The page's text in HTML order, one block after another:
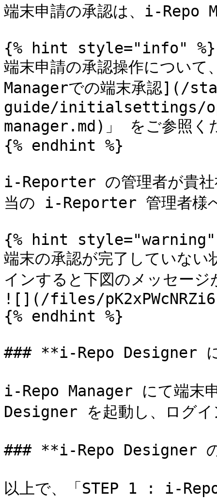
端末申請の承認は、i-Repo
{% hint style="info" %}
端末申請の承認操作につい
Managerでの端末承認](/
guide/initialsettings/
manager.md)」 をご参照く
{% endhint %}
i-Reporter の管理者が貴社
当の i-Reporter 管理者様
{% hint style="warning"
端末の承認が完了していな
インすると下図のメッセー
![](/files/
{% endhint %}
### **i-Repo Designer に
i-Repo Manager にて端末
Designer を起動し、ログイ
### **i-Repo Designer の
以上で、「STEP 1 : i-